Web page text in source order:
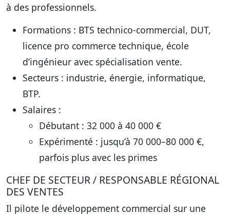
à des professionnels.
Formations : BTS technico-commercial, DUT,
licence pro commerce technique, école
d’ingénieur avec spécialisation vente.
Secteurs : industrie, énergie, informatique,
BTP.
Salaires :
Débutant : 32 000 à 40 000 €
Expérimenté : jusqu’à 70 000–80 000 €,
parfois plus avec les primes
CHEF DE SECTEUR / RESPONSABLE RÉGIONAL
DES VENTES
Il pilote le développement commercial sur une